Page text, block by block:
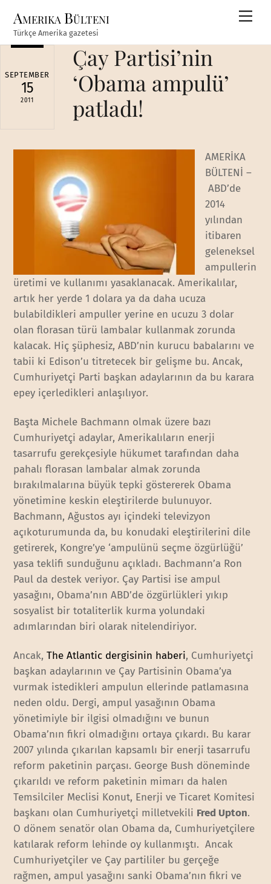
content
Amerika Bülteni
Türkçe Amerika gazetesi
SEPTEMBER
15
2011
Çay Partisi’nin
‘Obama ampulü’
patladı!
AMERİKA
BÜLTENİ –
ABD’de
2014
yılından
itibaren
geleneksel
ampullerin
üretimi ve kullanımı yasaklanacak. Amerikalılar,
artık her yerde 1 dolara ya da daha ucuza
bulabildikleri ampuller yerine en ucuzu 3 dolar
olan florasan türü lambalar kullanmak zorunda
kalacak. Hiç şüphesiz, ABD’nin kurucu babalarını ve
tabii ki Edison’u titretecek bir gelişme bu. Ancak,
Cumhuriyetçi Parti başkan adaylarının da bu karara
epey içerledikleri anlaşılıyor.
Başta Michele Bachmann olmak üzere bazı
Cumhuriyetçi adaylar, Amerikalıların enerji
tasarrufu gerekçesiyle hükumet tarafından daha
pahalı florasan lambalar almak zorunda
bırakılmalarına büyük tepki göstererek Obama
yönetimine keskin eleştirilerde bulunuyor.
Bachmann, Ağustos ayı içindeki televizyon
açıkoturumunda da, bu konudaki eleştirilerini dile
getirerek, Kongre’ye ‘ampulünü seçme özgürlüğü’
yasa teklifi sunduğunu açıkladı. Bachmann’a Ron
Paul da destek veriyor. Çay Partisi ise ampul
yasağını, Obama’nın ABD’de özgürlükleri yıkıp
sosyalist bir totaliterlik kurma yolundaki
adımlarından biri olarak nitelendiriyor.
Ancak,The Atlantic dergisinin haberi, Cumhuriyetçi
başkan adaylarının ve Çay Partisinin Obama’ya
vurmak istedikleri ampulun ellerinde patlamasına
neden oldu. Dergi, ampul yasağının Obama
yönetimiyle bir ilgisi olmadığını ve bunun
Obama’nın fikri olmadığını ortaya çıkardı. Bu karar
2007 yılında çıkarılan kapsamlı bir enerji tasarrufu
reform paketinin parçası. George Bush döneminde
çıkarıldı ve reform paketinin mimarı da halen
Temsilciler Meclisi Konut, Enerji ve Ticaret Komitesi
başkanı olan Cumhuriyetçi milletvekili Fred Upton.
O dönem senatör olan Obama da, Cumhuriyetçilere
katılarak reform lehinde oy kullanmıştı. Ancak
Cumhuriyetçiler ve Çay partililer bu gerçeğe
rağmen, ampul yasağını sanki Obama’nın fikri ve